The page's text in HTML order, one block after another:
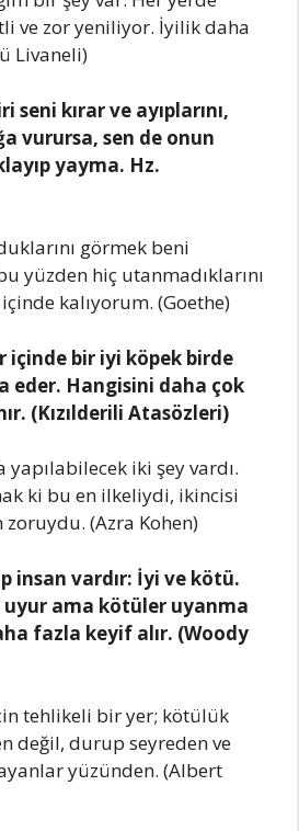
ve zor yeniliyor. İyilik daha
Livaneli)
seni kırar ve ayıplarını,
vurursa, sen de onun
yayma. Hz.
görmek beni
yüzden hiç utanmadıklarını
kalıyorum. (Goethe)
içinde bir iyi köpek birde
eder. Hangisini daha çok
(Kızılderili Atasözleri)
yapılabilecek iki şey vardı.
ki bu en ilkeliydi, ikincisi
(Azra Kohen)
insan vardır: İyi ve kötü.
ama kötüler uyanma
fazla keyif alır. (Woody
tehlikeli bir yer; kötülük
değil, durup seyreden ve
yüzünden. (Albert